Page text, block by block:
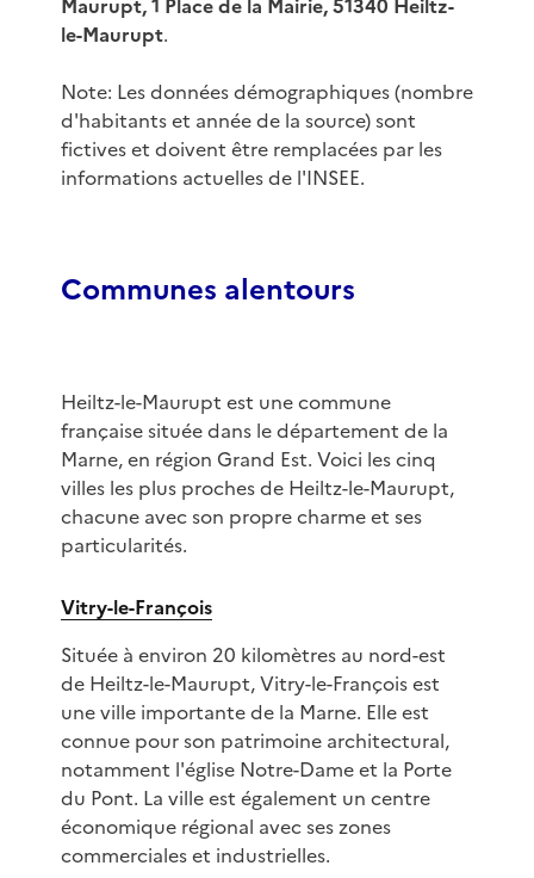
Maurupt, 1 Place de la Mairie, 51340 Heiltz-
le-Maurupt.
Note: Les données démographiques (nombre
d'habitants et année de la source) sont
fictives et doivent être remplacées par les
informations actuelles de l'INSEE.
Communes alentours
Heiltz-le-Maurupt est une commune
française située dans le département de la
Marne, en région Grand Est. Voici les cinq
villes les plus proches de Heiltz-le-Maurupt,
chacune avec son propre charme et ses
particularités.
Vitry-le-François
Située à environ 20 kilomètres au nord-est
de Heiltz-le-Maurupt, Vitry-le-François est
une ville importante de la Marne. Elle est
connue pour son patrimoine architectural,
notamment l'église Notre-Dame et la Porte
du Pont. La ville est également un centre
économique régional avec ses zones
commerciales et industrielles.